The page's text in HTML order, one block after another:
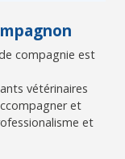
de compagnie est
vétérinaires
et
et